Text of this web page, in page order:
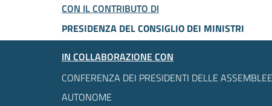
CON IL CONTRIBUTO DI
PRESIDENZA DEL CONSIGLIO DEI MINISTRI
IN COLLABORAZIONE CON
CONFERENZA DEI PRESIDENTI DELLE
AUTONOME